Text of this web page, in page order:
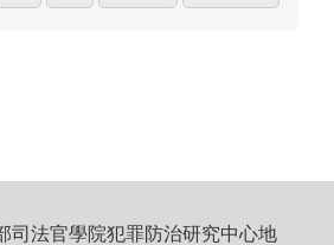
司法官學院犯罪防治研究中心地